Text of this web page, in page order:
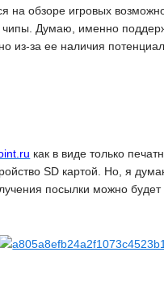
на обзоре игровых
Думаю, именно
из-за ее наличия
как в виде только
SD картой. Но, я
посылки можно